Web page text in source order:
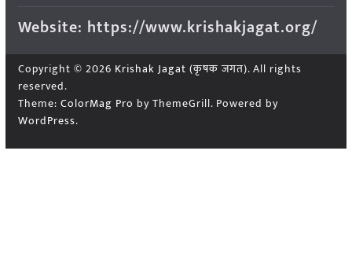
Website: https://www.krishakjagat.org/
Copyright © 2026 Krishak Jagat (कृषक जगत). All rights
reserved.
Theme: ColorMag Pro by ThemeGrill. Powered by
WordPress.